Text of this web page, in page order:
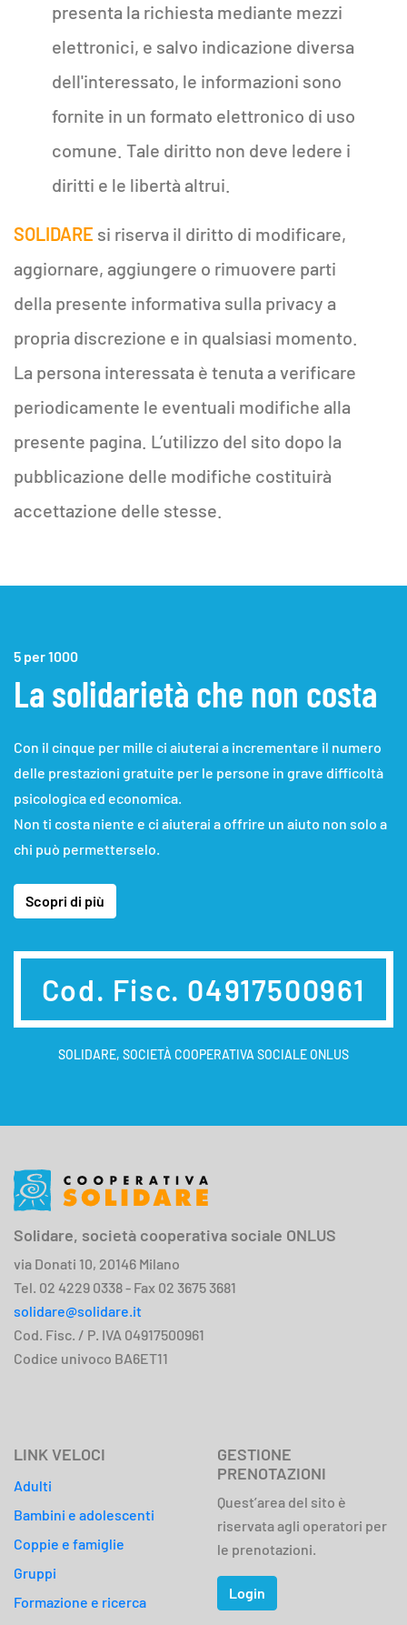
presenta la richiesta mediante mezzi
elettronici, e salvo indicazione diversa
dell'interessato, le informazioni sono
fornite in un formato elettronico di uso
comune. Tale diritto non deve ledere i
diritti e le libertà altrui.
SOLIDARE si riserva il diritto di modificare,
aggiornare, aggiungere o rimuovere parti
della presente informativa sulla privacy a
propria discrezione e in qualsiasi momento.
La persona interessata è tenuta a verificare
periodicamente le eventuali modifiche alla
presente pagina. L’utilizzo del sito dopo la
pubblicazione delle modifiche costituirà
accettazione delle stesse.
5 per 1000
La solidarietà che non costa
Con il cinque per mille ci aiuterai a incrementare il numero
delle prestazioni gratuite per le persone in grave difficoltà
psicologica ed economica.
Non ti costa niente e ci aiuterai a offrire un aiuto non solo a
chi può permetterselo.
Scopri di più
Cod. Fisc. 04917500961
SOLIDARE, SOCIETÀ COOPERATIVA SOCIALE ONLUS
Solidare, società cooperativa sociale ONLUS
via Donati 10, 20146 Milano
Tel. 02 4229 0338 - Fax 02 3675 3681
solidare@solidare.it
Cod. Fisc. / P. IVA 04917500961
Codice univoco BA6ET11
LINK VELOCI
Adulti
Bambini e adolescenti
Coppie e famiglie
Gruppi
Formazione e ricerca
GESTIONE
PRENOTAZIONI
Quest’area del sito è
riservata agli operatori per
le prenotazioni.
Login